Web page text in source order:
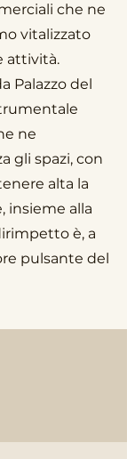
che ne
vitalizzato
attività.
Palazzo del
ne
gli spazi, con
alta la
insieme alla
è, a
pulsante del